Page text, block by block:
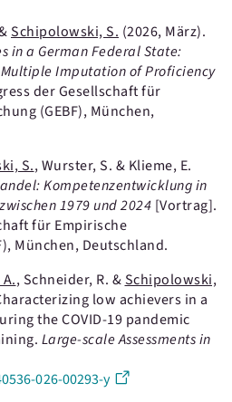
Schipolowski, S. (2026, März).
in a German Federal State:
Imputation of Proficiency
der Gesellschaft für
(GEBF), München,
S., Wurster, S. & Klieme, E.
Kompetenzentwicklung in
1979 und 2024 [Vortrag].
für Empirische
München, Deutschland.
, Schneider, R. &Schipolowski,
low achievers in a
the COVID-19 pandemic
Large-scale Assessments in
026-00293-y